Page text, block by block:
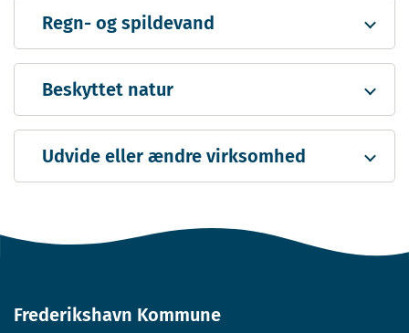
Regn- og spildevand
Beskyttet natur
Udvide eller ændre virksomhed
Frederikshavn Kommune